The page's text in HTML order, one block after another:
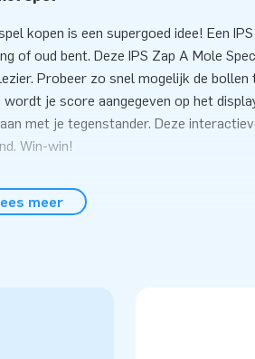
kopen is een supergoed idee! Een
of oud bent. Deze IPS Zap A Mole
Probeer zo snel mogelijk de bollen
je score aangegeven op het
met je tegenstander. Deze
Win-win!
uit. En door de verschillend
meer